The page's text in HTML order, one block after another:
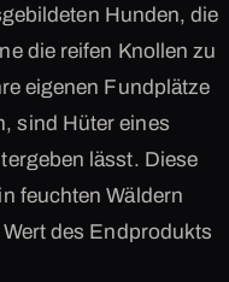
Hunden, die
die reifen Knollen zu
eigenen Fundplätze
sind Hüter eines
lässt. Diese
feuchten Wäldern
des Endprodukts